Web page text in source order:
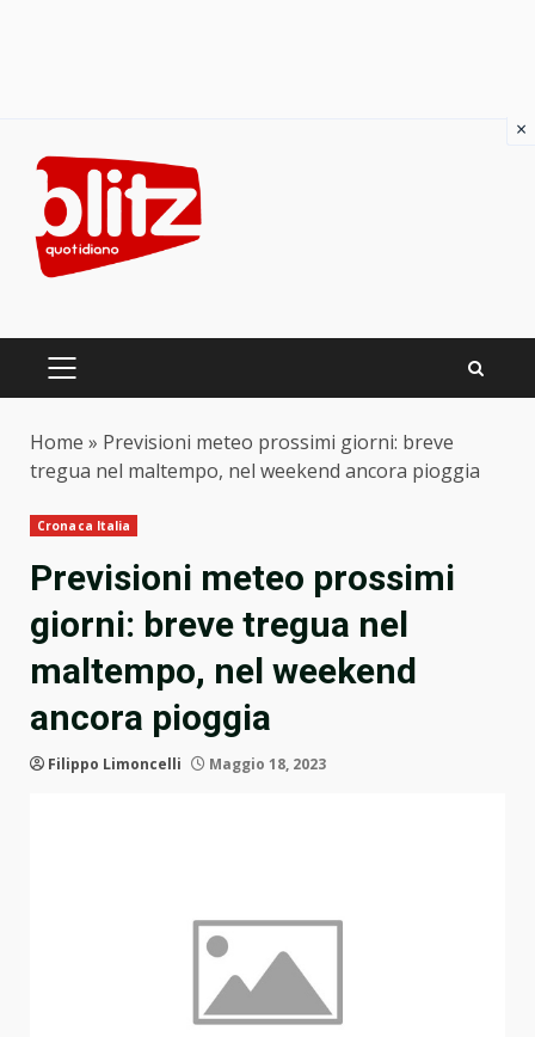
content
PRIMARY
Home » Previsioni meteo prossimi giorni: breve
tregua nel maltempo, nel weekend ancora pioggia
Cronaca Italia
Previsioni meteo prossimi
giorni: breve tregua nel
maltempo, nel weekend
ancora pioggia
Filippo Limoncelli Maggio 18, 2023
×